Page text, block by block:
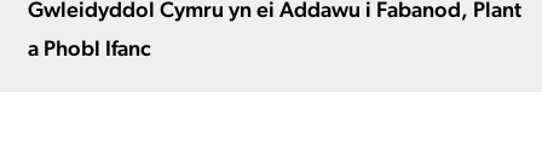
Gwleidyddol Cymru yn ei Addawu i Fabanod, Plant
a Phobl Ifanc